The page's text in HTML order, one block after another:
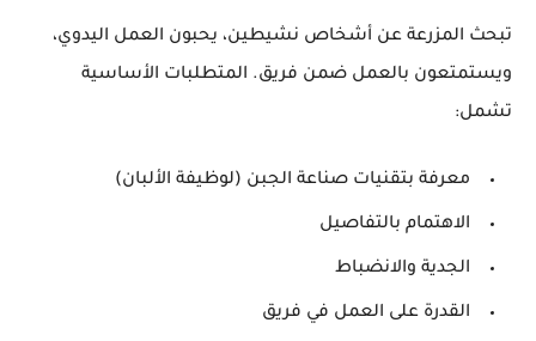
تبحث المزرعة عن أشخاص نشيطين، يحبون العمل اليدوي،
ويستمتعون بالعمل ضمن فريق. المتطلبات الأساسية
تشمل:
معرفة بتقنيات صناعة الجبن (لوظيفة الألبان)
الاهتمام بالتفاصيل
الجدية والانضباط
القدرة على العمل في فريق